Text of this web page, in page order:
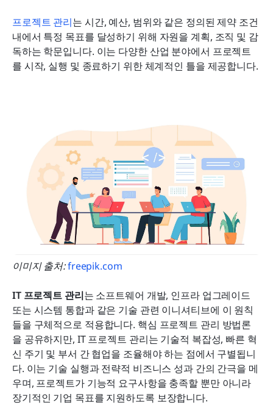
프로젝트 관리는 시간, 예산, 범위와 같은 정의된 제약 조건
내에서 특정 목표를 달성하기 위해 자원을 계획, 조직 및 감
독하는 학문입니다. 이는 다양한 산업 분야에서 프로젝트
를 시작, 실행 및 종료하기 위한 체계적인 틀을 제공합니다.
이미지 출처: freepik.com
IT 프로젝트 관리는 소프트웨어 개발, 인프라 업그레이드
또는 시스템 통합과 같은 기술 관련 이니셔티브에 이 원칙
들을 구체적으로 적용합니다. 핵심 프로젝트 관리 방법론
을 공유하지만, IT 프로젝트 관리는 기술적 복잡성, 빠른 혁
신 주기 및 부서 간 협업을 조율해야 하는 점에서 구별됩니
다. 이는 기술 실행과 전략적 비즈니스 성과 간의 간극을 메
우며, 프로젝트가 기능적 요구사항을 충족할 뿐만 아니라
장기적인 기업 목표를 지원하도록 보장합니다.